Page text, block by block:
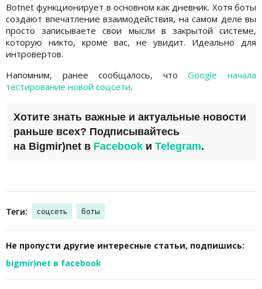
Botnet функционирует в основном как дневник. Хотя боты
создают впечатление взаимодействия, на самом деле вы
просто записываете свои мысли в закрытой системе,
которую никто, кроме вас, не увидит. Идеально для
интровертов.
Напомним, ранее сообщалось, чтоGoogle начала
тестирование новой соцсети.
Хотите знать важные и актуальные новости
раньше всех? Подписывайтесь
на Bigmir)net в Facebook и Telegram.
Теги: соцсеть боты
Не пропусти другие интересные статьи, подпишись:
bigmir)net в facebook